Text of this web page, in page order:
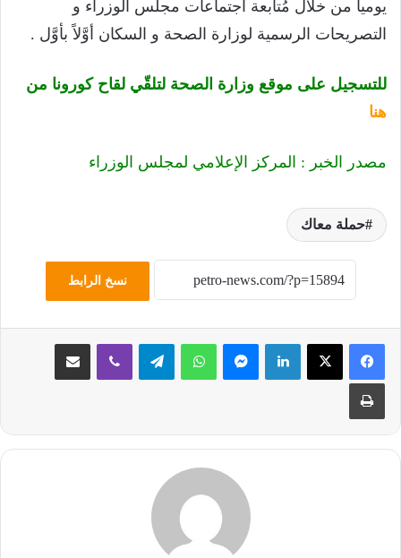
يومياً من خلال مُتابعة اجتماعات مجلس الوزراء و
التصريحات الرسمية لوزارة الصحة و السكان أوَّلاً بأوَّل .
للتسجيل على موقع وزارة الصحة لتلقّي لقاح كورونا من
هنا
مصدر الخبر : المركز الإعلامي لمجلس الوزراء
حملة معاك
نسخ الرابط
لينكدإن ماسنجر واتساب تيلقرام ڤايبر مشاركة عبر البريد
طباعة